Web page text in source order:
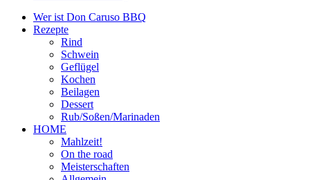
Wer ist Don Caruso BBQ
Rezepte
Rind
Schwein
Geflügel
Kochen
Beilagen
Dessert
Rub/Soßen/Marinaden
HOME
Mahlzeit!
On the road
Meisterschaften